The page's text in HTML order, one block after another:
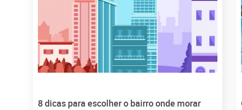
8 dicas para escolher o bairro onde morar